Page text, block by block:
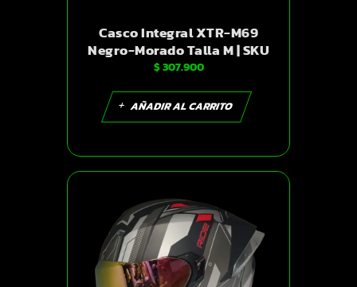
Casco Integral XTR-M69
Negro-Morado Talla M | SKU
16898
$307.900
AÑADIR AL CARRITO